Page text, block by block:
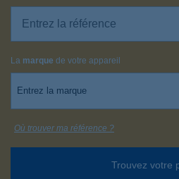
La marque de votre appareil
Entrez la marque
Trouvez votre
Où trouver ma référence ?